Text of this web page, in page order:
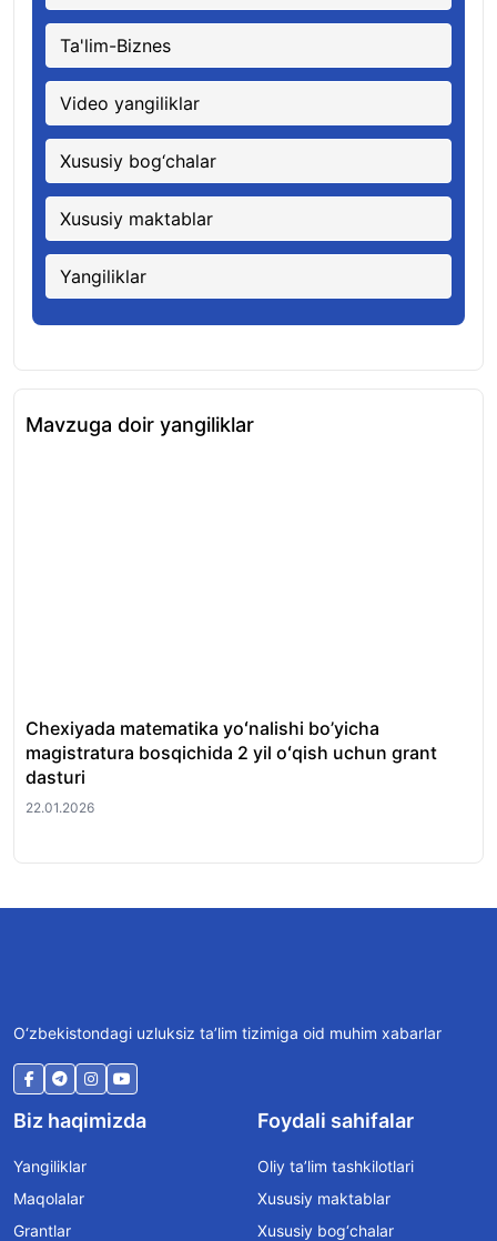
Ta'lim-Biznes
Video yangiliklar
Xususiy bog‘chalar
Xususiy maktablar
Yangiliklar
Mavzuga doir yangiliklar
Chexiyada matematika yoʻnalishi bo’yicha
magistratura bosqichida 2 yil oʻqish uchun grant
dasturi
22.01.2026
O‘zbekistondagi uzluksiz ta’lim tizimiga oid muhim xabarlar
Biz haqimizda
Yangiliklar
Maqolalar
Grantlar
Foydali sahifalar
Oliy ta’lim tashkilotlari
Xususiy maktablar
Xususiy bog‘chalar